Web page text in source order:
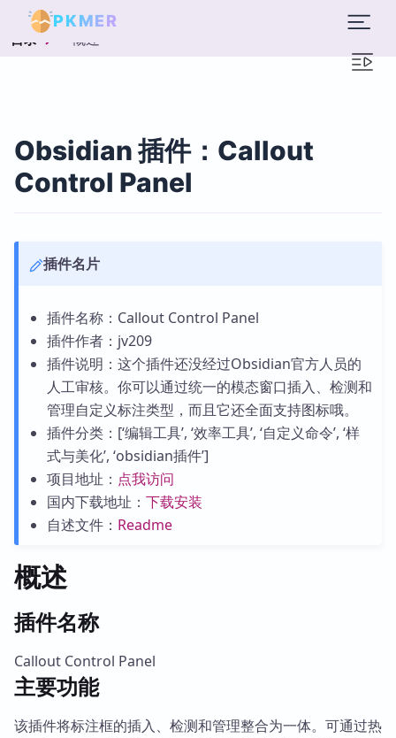
PKMER
目录 概述
Obsidian 插件：Callout
Control Panel
插件名片
插件名称：Callout Control Panel
插件作者：jv209
插件说明：这个插件还没经过Obsidian官方人员的
人工审核。你可以通过统一的模态窗口插入、检测和
管理自定义标注类型，而且它还全面支持图标哦。
插件分类：[‘编辑工具’, ‘效率工具’, ‘自定义命令’, ‘样
式与美化’, ‘obsidian插件’]
项目地址： 点我访问
国内下载地址： 下载安装
自述文件： Readme
概述
插件名称
Callout Control Panel
主要功能
该插件将标注框的插入、检测和管理整合为一体。可通过热